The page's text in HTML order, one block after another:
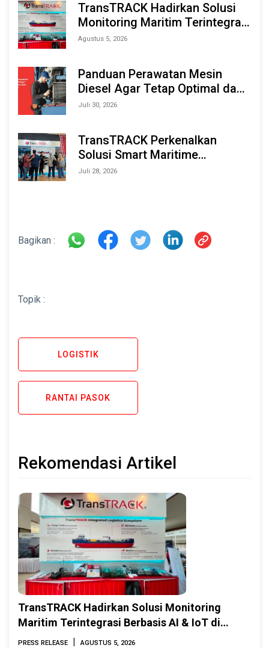
TransTRACK Hadirkan Solusi
Monitoring Maritim Terintegrasi
Berbasis AI & IoT di Indonesia
Agustus 5, 2026
Panduan Perawatan Mesin
Diesel Agar Tetap Optimal dan
Tahan Lama
Juli 30, 2026
TransTRACK Perkenalkan
Solusi Smart Maritime
Monitoring Berbasis AI dan IoT
Juli 28, 2026
Bagikan :
Topik :
LOGISTIK
RANTAI PASOK
Rekomendasi Artikel
TransTRACK Hadirkan Solusi Monitoring
Maritim Terintegrasi Berbasis AI & IoT di
Indonesia Marine & Offshore Expo (IMOX)
PRESS RELEASE | AGUSTUS 5, 2026